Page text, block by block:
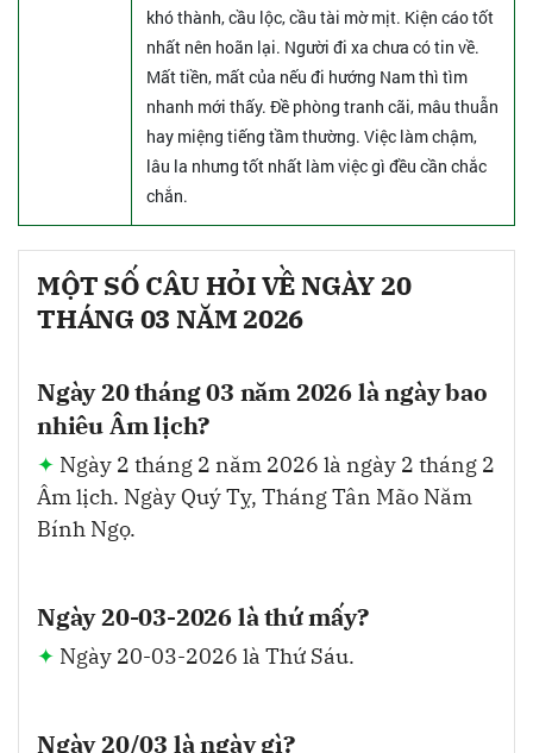
khó thành, cầu lộc, cầu tài mờ mịt. Kiện cáo tốt
nhất nên hoãn lại. Người đi xa chưa có tin về.
Mất tiền, mất của nếu đi hướng Nam thì tìm
nhanh mới thấy. Đề phòng tranh cãi, mâu thuẫn
hay miệng tiếng tầm thường. Việc làm chậm,
lâu la nhưng tốt nhất làm việc gì đều cần chắc
chắn.
MỘT SỐ CÂU HỎI VỀ NGÀY 20
THÁNG 03 NĂM 2026
Ngày 20 tháng 03 năm 2026 là ngày bao
nhiêu Âm lịch?
Ngày 2 tháng 2 năm 2026 là ngày 2 tháng 2
Âm lịch. Ngày Quý Tỵ, Tháng Tân Mão Năm
Bính Ngọ.
Ngày 20-03-2026 là thứ mấy?
Ngày 20-03-2026 là Thứ Sáu.
Ngày 20/03 là ngày gì?